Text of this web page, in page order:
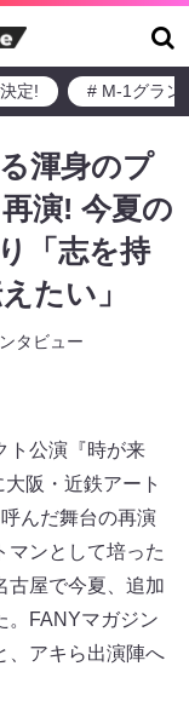
定! # M-1グラン
渾身のプ
演! 今夏の
「志を持
たい」
タビュー
ト公演『時が来
阪・近鉄アート
んだ舞台の再演
マンとして培った
古屋で今夏、追加
。FANYマガジン
、アキら出演陣へ